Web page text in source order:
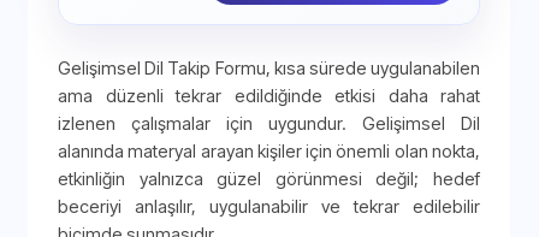
Gelişimsel Dil Takip Formu, kısa sürede uygulanabilen
ama düzenli tekrar edildiğinde etkisi daha rahat
izlenen çalışmalar için uygundur. Gelişimsel Dil
alanında materyal arayan kişiler için önemli olan nokta,
etkinliğin yalnızca güzel görünmesi değil; hedef
beceriyi anlaşılır, uygulanabilir ve tekrar edilebilir